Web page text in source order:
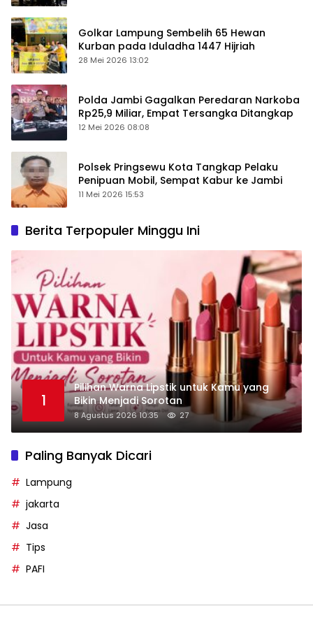
Golkar Lampung Sembelih 65 Hewan
Kurban pada Iduladha 1447 Hijriah
28 Mei 2026 13:02
Polda Jambi Gagalkan Peredaran Narkoba
Rp25,9 Miliar, Empat Tersangka Ditangkap
12 Mei 2026 08:08
Polsek Pringsewu Kota Tangkap Pelaku
Penipuan Mobil, Sempat Kabur ke Jambi
11 Mei 2026 15:53
Berita Terpopuler Minggu Ini
1
Pilihan Warna Lipstik untuk Kamu yang
Bikin Menjadi Sorotan
8 Agustus 2026 10:35 27
Paling Banyak Dicari
Lampung
jakarta
Jasa
Tips
PAFI